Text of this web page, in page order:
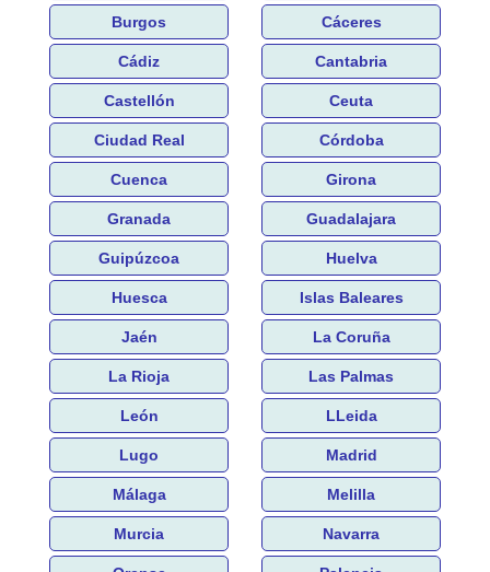
Burgos Cáceres
Cádiz Cantabria
Castellón Ceuta
Ciudad Real Córdoba
Cuenca Girona
Granada Guadalajara
Guipúzcoa Huelva
Huesca Islas Baleares
Jaén La Coruña
La Rioja Las Palmas
León LLeida
Lugo Madrid
Málaga Melilla
Murcia Navarra